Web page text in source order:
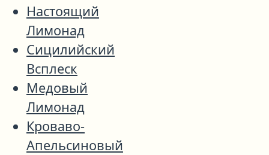
Настоящий
Лимонад
Сицилийский
Всплеск
Медовый
Лимонад
Кроваво-
Апельсиновый